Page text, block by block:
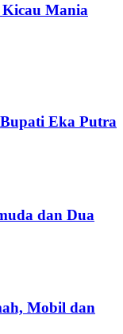
Mania
Eka Putra
dan Dua
Mobil dan